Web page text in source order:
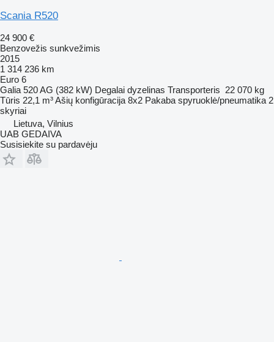
Scania R520
24 900 €
Benzovežis sunkvežimis
2015
1 314 236 km
Euro 6
Galia 520 AG (382 kW) Degalai dyzelinas Transporteris 22 070 kg
Tūris 22,1 m³Ašių konfigūracija 8x2 Pakaba spyruoklė/pneumatika 2
skyriai
Lietuva, Vilnius
UAB GEDAIVA
Susisiekite su pardavėju